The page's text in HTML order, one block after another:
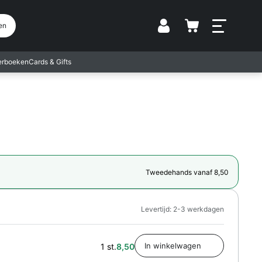
Vestiging
Cards & Gifts
Tweedehands vanaf 8,50
1 st.8,50
Levertijd: 2-3 werkdagen